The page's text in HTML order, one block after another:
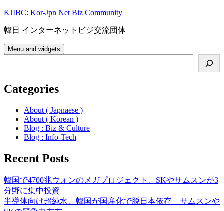
Skip
content
KJIBC: Kor-Jpn Net Biz Community
韓日 インターネットビジ交流団体
Menu and widgets
Categories
About ( Japnaese )
About ( Korean )
Blog : Biz & Culture
Blog : Info-Tech
Recent Posts
韓国で4700兆ウォンのメガプロジェクト、SKやサムスンが3
分野に集中投資
半導体向け超純水、韓国が国産化で脱日本依存 サムスンや